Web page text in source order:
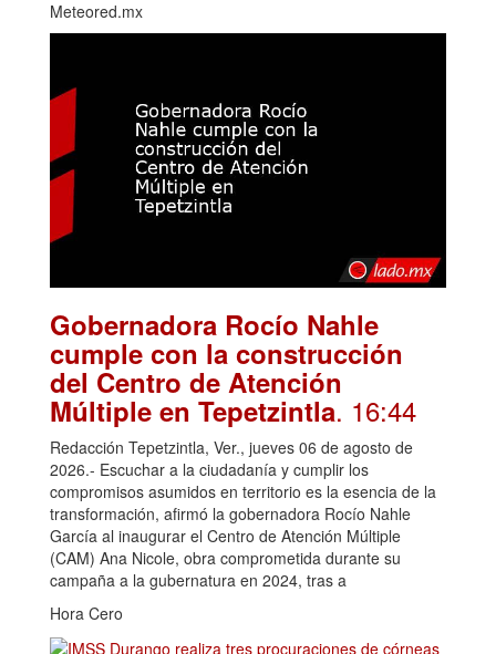
Meteored.mx
Gobernadora Rocío Nahle
cumple con la construcción
del Centro de Atención
Múltiple en Tepetzintla. 16:44
Redacción Tepetzintla, Ver., jueves 06 de agosto de
2026.- Escuchar a la ciudadanía y cumplir los
compromisos asumidos en territorio es la esencia de la
transformación, afirmó la gobernadora Rocío Nahle
García al inaugurar el Centro de Atención Múltiple
(CAM) Ana Nicole, obra comprometida durante su
campaña a la gubernatura en 2024, tras a
Hora Cero